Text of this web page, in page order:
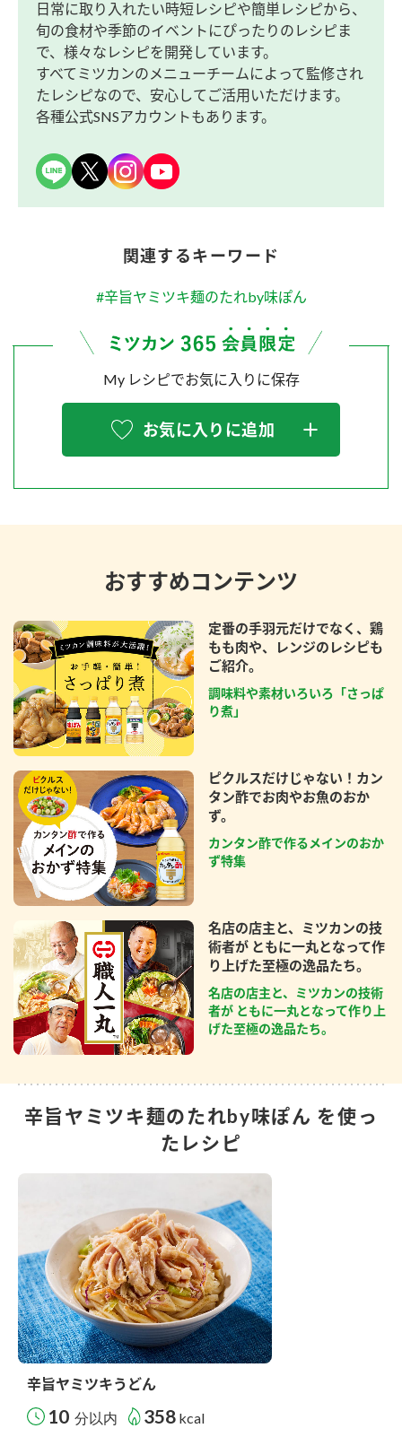
日常に取り入れたい時短レシピや簡単レシピから、
旬の食材や季節のイベントにぴったりのレシピま
で、様々なレシピを開発しています。
すべてミツカンのメニューチームによって監修され
たレシピなので、安心してご活用いただけます。
各種公式SNSアカウントもあります。
関連するキーワード
#辛旨ヤミツキ麺のたれby味ぽん
My レシピでお気に入りに保存
お気に入りに追加
おすすめコンテンツ
定番の手羽元だけでなく、鶏
もも肉や、レンジのレシピも
ご紹介。
調味料や素材いろいろ「さっぱ
り煮」
ピクルスだけじゃない！カン
タン酢でお肉やお魚のおか
ず。
カンタン酢で作るメインのおか
ず特集
名店の店主と、ミツカンの技
術者が ともに一丸となって作
り上げた至極の逸品たち。
名店の店主と、ミツカンの技術
者が ともに一丸となって作り上
げた至極の逸品たち。
辛旨ヤミツキ麺のたれby味ぽん を使っ
たレシピ
辛旨ヤミツキうどん
10 分以内 358 kcal